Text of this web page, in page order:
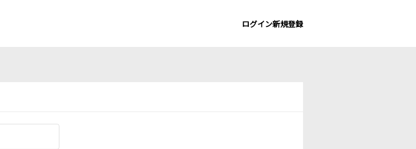
ログイン新規登録